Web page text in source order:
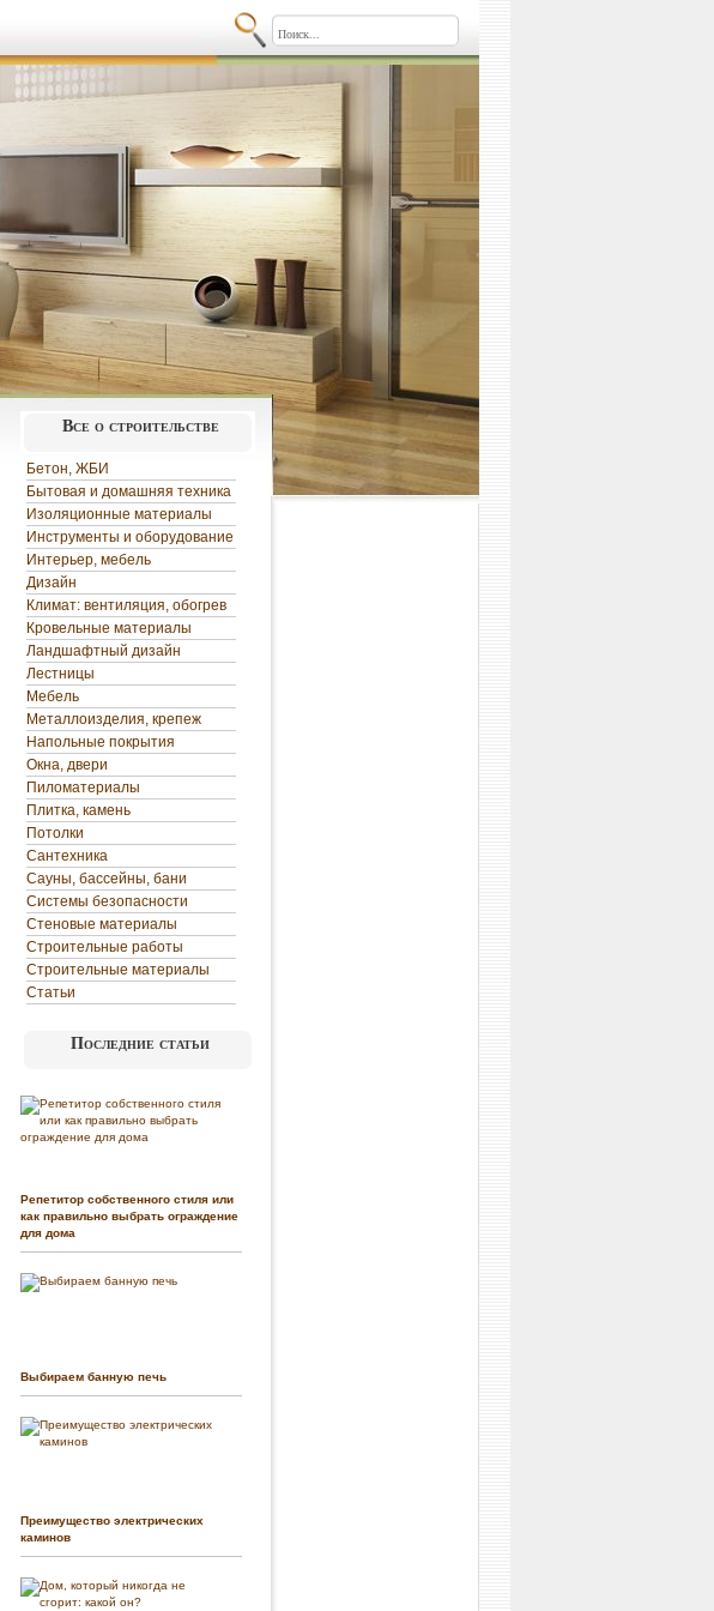
Все о строительстве
Бетон, ЖБИ
Бытовая и домашняя техника
Изоляционные материалы
Инструменты и оборудование
Интерьер, мебель
Дизайн
Климат: вентиляция, обогрев
Кровельные материалы
Ландшафтный дизайн
Лестницы
Мебель
Металлоизделия, крепеж
Напольные покрытия
Окна, двери
Пиломатериалы
Плитка, камень
Потолки
Сантехника
Сауны, бассейны, бани
Системы безопасности
Стеновые материалы
Строительные работы
Строительные материалы
Статьи
Последние статьи
Репетитор собственного стиля или
как правильно выбрать ограждение
для дома
Выбираем банную печь
Преимущество электрических
каминов